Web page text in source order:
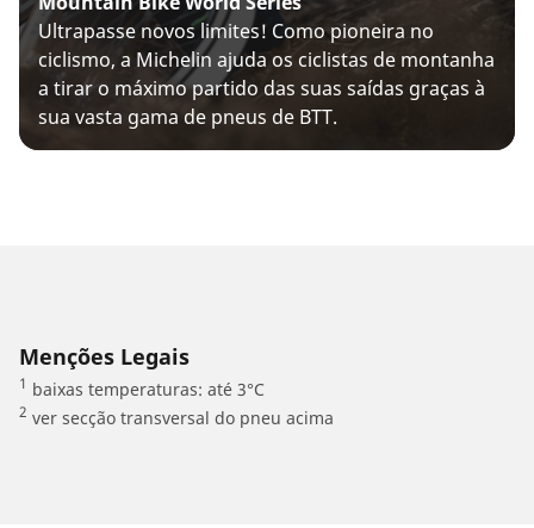
Ultrapasse novos limites! Como pioneira no
ciclismo, a Michelin ajuda os ciclistas de montanha
a tirar o máximo partido das suas saídas graças à
sua vasta gama de pneus de BTT.
Menções Legais
1 baixas temperaturas: até 3°C
2 ver secção transversal do pneu acima